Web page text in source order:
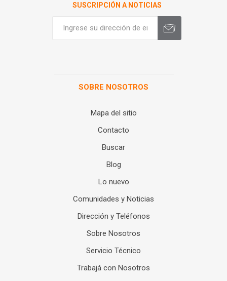
SUSCRIPCIÓN A NOTICIAS
SOBRE NOSOTROS
Mapa del sitio
Contacto
Buscar
Blog
Lo nuevo
Comunidades y Noticias
Dirección y Teléfonos
Sobre Nosotros
Servicio Técnico
Trabajá con Nosotros